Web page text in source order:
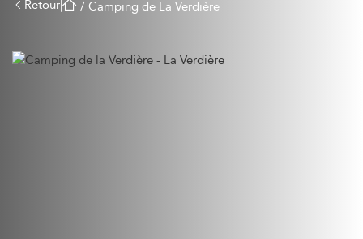
Retour| /Camping de La Verdière